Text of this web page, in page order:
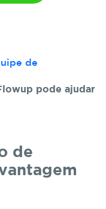
de
pode ajudar
de